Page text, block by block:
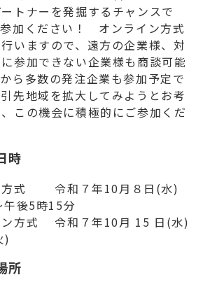
トナーを発掘するチャンスで
加ください！ オンライン方式
いますので、遠方の企業様、対
参加できない企業様も商談可能
ら多数の発注企業も参加予定で
先地域を拡大してみようとお考
この機会に積極的にご参加くだ
時
方式 令和７年10月８日(水)
後5時15分
ン方式 令和７年10月 15 日(水)
)
所